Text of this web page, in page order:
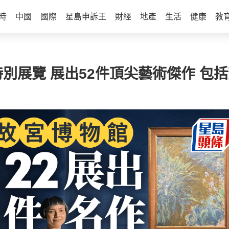
中國 國際 星島申訴王 財經 地產 生活 健康 教
展覽 展出52件頂尖藝術傑作 包